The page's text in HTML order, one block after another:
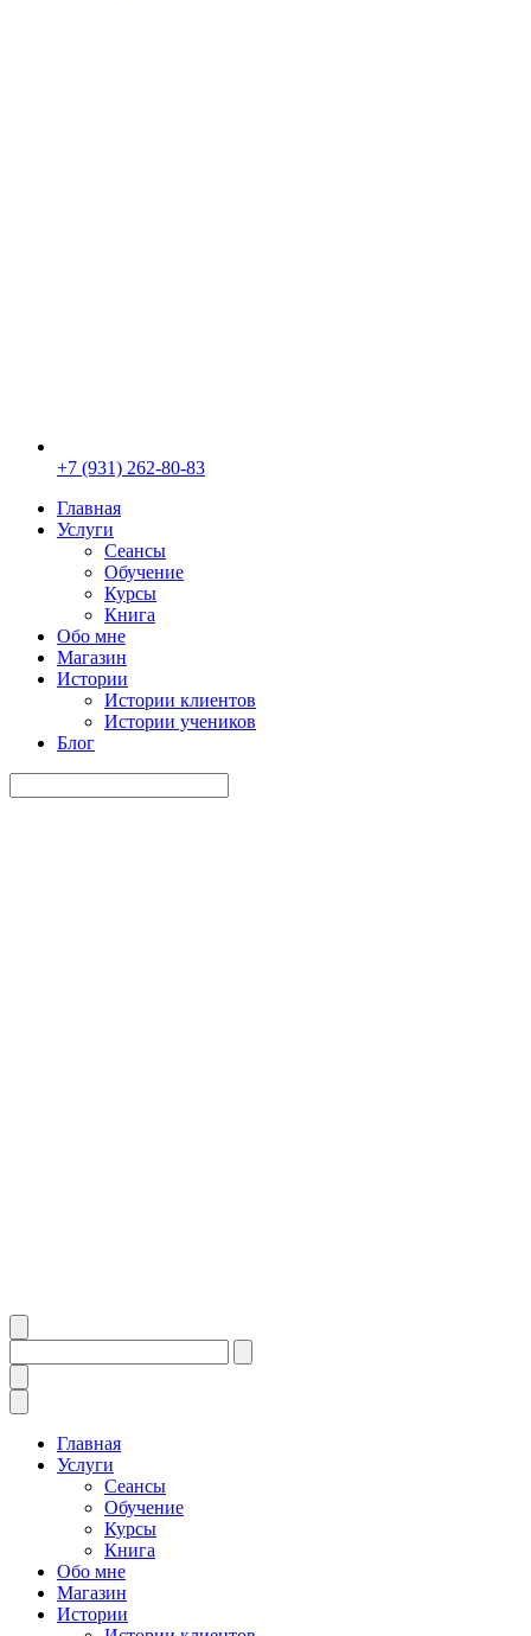
+7 (931) 262-80-83
Главная
Услуги
Сеансы
Обучение
Курсы
Книга
Обо мне
Магазин
Истории
Истории клиентов
Истории учеников
Блог
Главная
Услуги
Сеансы
Обучение
Курсы
Книга
Обо мне
Магазин
Истории